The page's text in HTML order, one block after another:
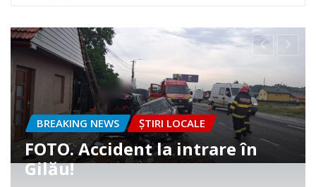
BREAKING NEWS ȘTIRI LOCALE
Cum a murit băiețelul din
Vultureni? Era cu tatăl în
cimitir